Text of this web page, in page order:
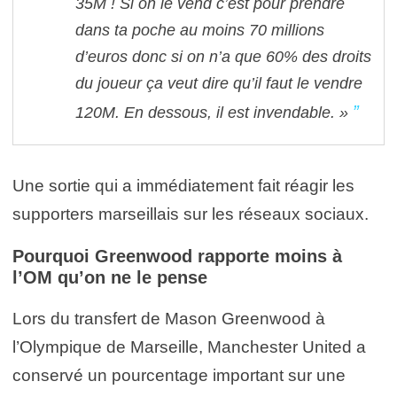
dans ta poche au moins 70 millions
d’euros donc si on n’a que 60% des droits
du joueur ça veut dire qu’il faut le vendre
120M. En dessous, il est invendable. »
Une sortie qui a immédiatement fait réagir les
supporters marseillais sur les réseaux sociaux.
Pourquoi Greenwood rapporte moins à
l’OM qu’on ne le pense
Lors du transfert de Mason Greenwood à
l’Olympique de Marseille, Manchester United a
conservé un pourcentage important sur une